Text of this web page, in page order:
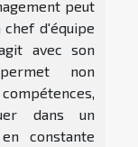
peut
d'équipe
avec son
non
dans un
constante